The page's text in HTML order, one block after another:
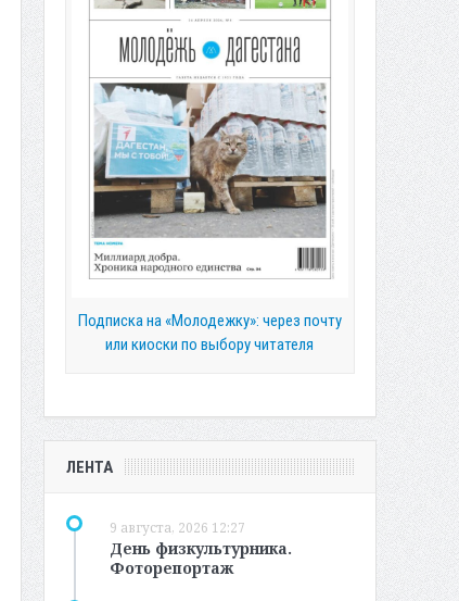
Подписка на «Молодежку»: через почту
или киоски по выбору читателя
ЛЕНТА
9 августа, 2026 12:27
День физкультурника.
Фоторепортаж